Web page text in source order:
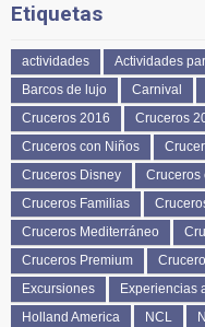
Etiquetas
actividades Actividades
Barcos de lujo
Carnival
Cruceros 2016
Cruceros
Cruceros con Niños
Cruceros Disney
Cruceros
Cruceros Familias
Cruceros Mediterráneo
Cruceros Premium
Excursiones
Experiencias
Holland America
NCL